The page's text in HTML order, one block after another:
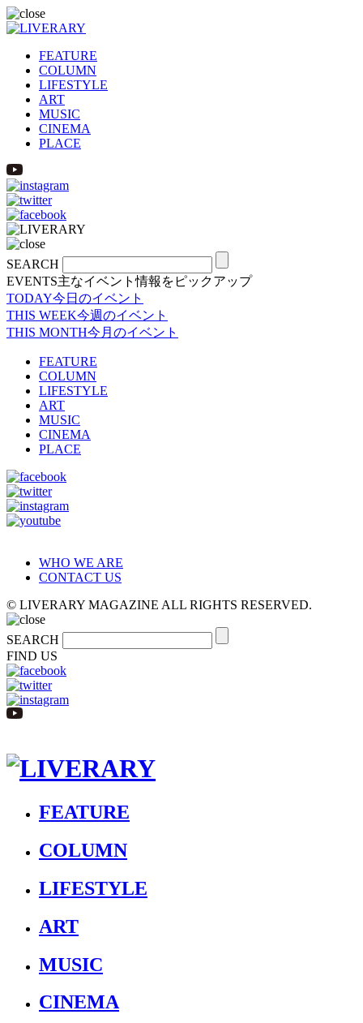
FEATURE
COLUMN
LIFESTYLE
ART
MUSIC
CINEMA
PLACE
SEARCH
EVENTS主なイベント情報をピックアップ
TODAY今日のイベント
THIS WEEK今週のイベント
THIS MONTH今月のイベント
FEATURE
COLUMN
LIFESTYLE
ART
MUSIC
CINEMA
PLACE
WHO WE ARE
CONTACT US
© LIVERARY MAGAZINE ALL RIGHTS RESERVED.
SEARCH
FIND US
FEATURE
COLUMN
LIFESTYLE
ART
MUSIC
CINEMA